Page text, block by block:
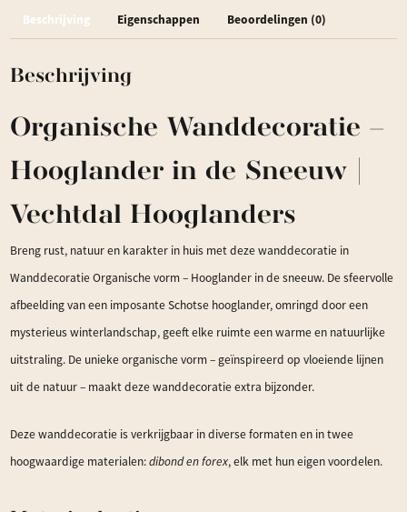
Beschrijving Eigenschappen Beoordelingen (0)
Beschrijving
Organische Wanddecoratie –
Hooglander in de Sneeuw |
Vechtdal Hooglanders
Breng rust, natuur en karakter in huis met deze wanddecoratie in
Wanddecoratie Organische vorm – Hooglander in de sneeuw. De sfeervolle
afbeelding van een imposante Schotse hooglander, omringd door een
mysterieus winterlandschap, geeft elke ruimte een warme en natuurlijke
uitstraling. De unieke organische vorm – geïnspireerd op vloeiende lijnen
uit de natuur – maakt deze wanddecoratie extra bijzonder.
Deze wanddecoratie is verkrijgbaar in diverse formaten en in twee
hoogwaardige materialen:dibond en forex, elk met hun eigen voordelen.